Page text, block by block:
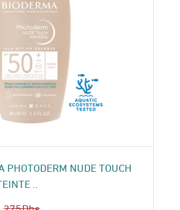
PHOTODERM NUDE TOUCH
..